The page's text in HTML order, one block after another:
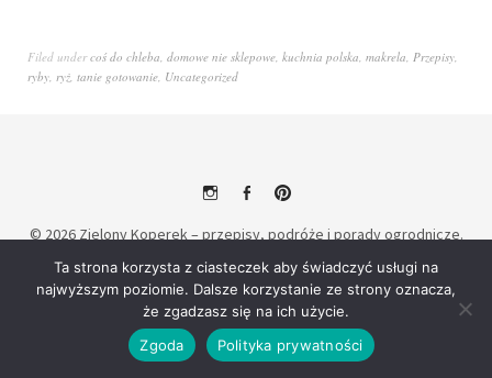
Filed undercoś do chleba domowe nie sklepowe kuchnia polska makrela Przepisy
ryby ryż tanie gotowanie Uncategorized
InstagramFacebookPinterest
© 2026 Zielony Koperek – przepisy, podróże i porady ogrodnicze.
Powered by
WordPress Theme: Weta by Elmastudio .
Ta strona korzysta z ciasteczek aby świadczyć usługi na
najwyższym poziomie. Dalsze korzystanie ze strony oznacza,
że zgadzasz się na ich użycie.
Zgoda
Polityka prywatności